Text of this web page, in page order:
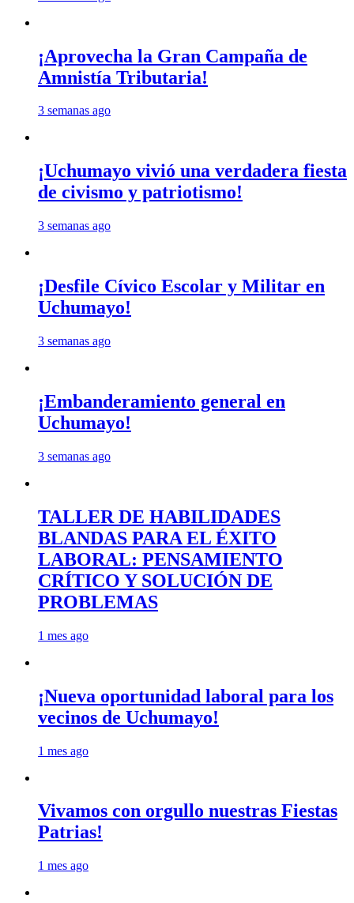
¡Aprovecha la Gran Campaña de
Amnistía Tributaria!
3 semanas ago
¡Uchumayo vivió una verdadera fiesta
de civismo y patriotismo!
3 semanas ago
¡Desfile Cívico Escolar y Militar en
Uchumayo!
3 semanas ago
¡Embanderamiento general en
Uchumayo!
3 semanas ago
TALLER DE HABILIDADES
BLANDAS PARA EL ÉXITO
LABORAL: PENSAMIENTO
CRÍTICO Y SOLUCIÓN DE
PROBLEMAS
1 mes ago
¡Nueva oportunidad laboral para los
vecinos de Uchumayo!
1 mes ago
Vivamos con orgullo nuestras Fiestas
Patrias!
1 mes ago